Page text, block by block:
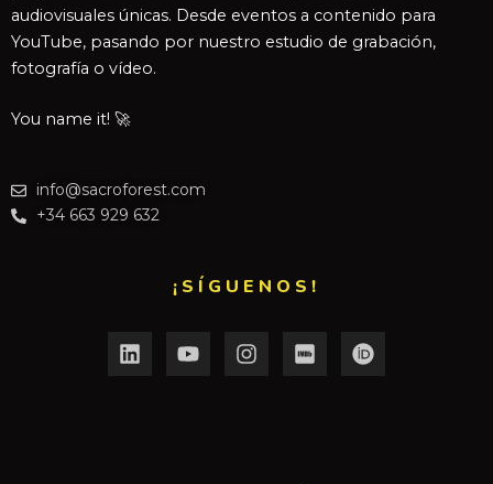
audiovisuales únicas. Desde eventos a contenido para
YouTube, pasando por nuestro estudio de grabación,
fotografía o vídeo.
You name it! 🚀
info@sacroforest.com
+34 663 929 632
¡SÍGUENOS!